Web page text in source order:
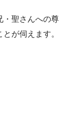
・聖さんへの尊
が伺えます。